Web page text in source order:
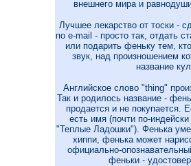
внешнего мира и
Лучшее лекарство от тоски -
по e-mail - просто так, отдать
или подарить феньку тем,
звук, над произношением
название
Английское слово "thing"
Так и родилось название -
продается и не покупается.
есть имя (почти по-
"Теплые Ладошки"). Фенька
хиппи, фенька может
официально-
феньки -